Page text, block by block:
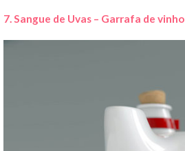
7. Sangue de Uvas – Garrafa de vinho